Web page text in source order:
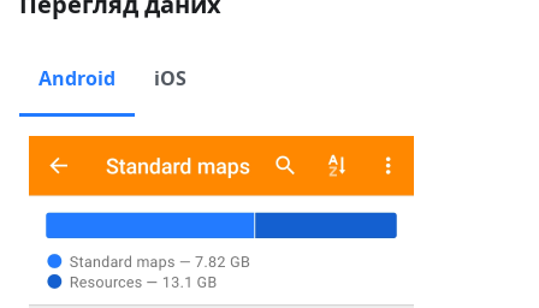
Android iOS